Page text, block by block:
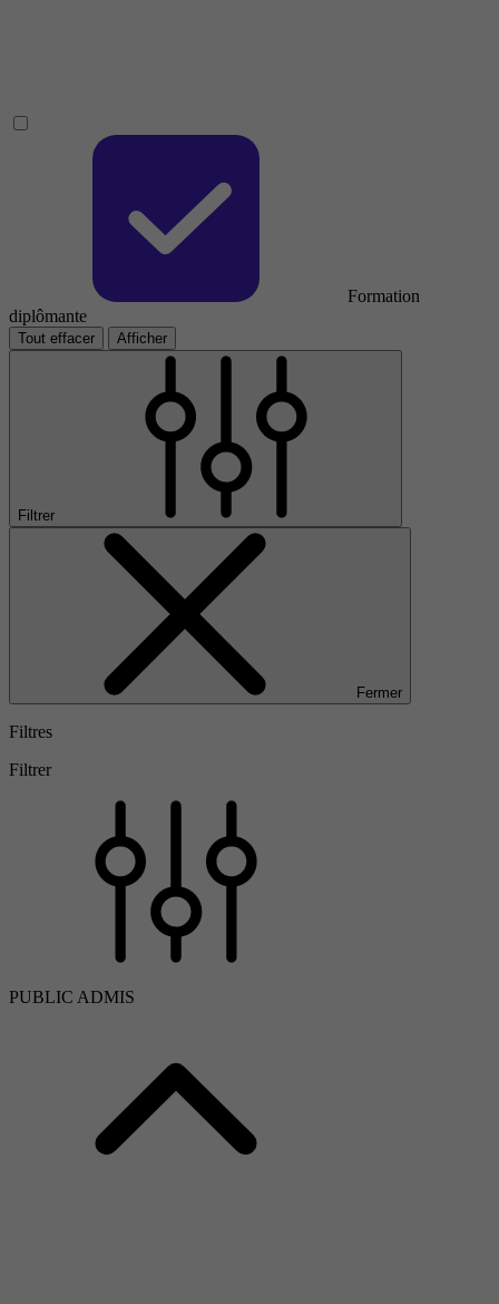
Formation
diplômante
Tout effacer Afficher
Filtrer
Fermer
Filtres
Filtrer
PUBLIC ADMIS